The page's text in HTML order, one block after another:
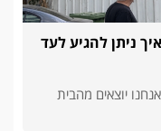
ניתן להגיע לעד
יוצאים מהבית